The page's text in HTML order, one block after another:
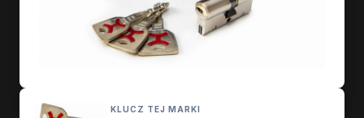
KLUCZ TEJ MARKI